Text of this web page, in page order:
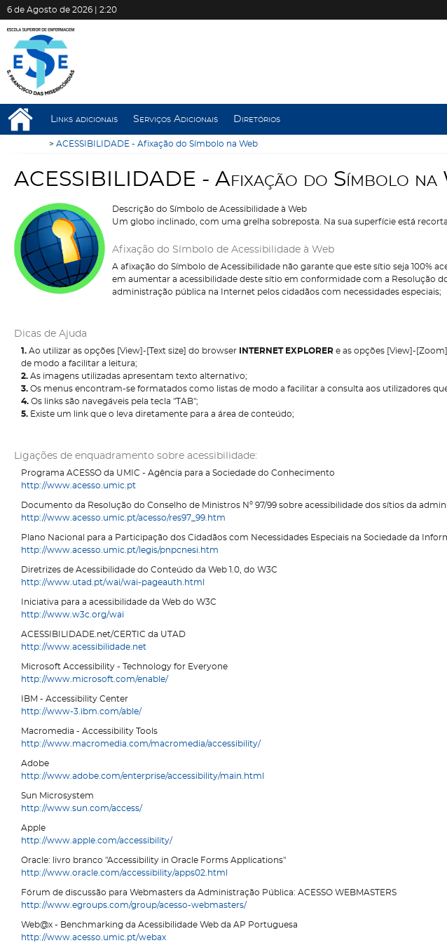
6 de Agosto de 2026 | 2:20
Links adicionais Serviços Adicionais Diretórios
ACESSIBILIDADE - Afixação do Símbolo na Web
AC ESS B L DAD E - Afixação do Símbolo na
Descrição do Símbolo de Acessibilidade à Web
Um globo inclinado, com uma grelha sobreposta. Na sua superfície está
Afixação do Símbolo de Acessibilidade à Web
A afixação do Símbolo de Acessibilidade não garante que este sítio seja 100%
em aumentar a acessibilidade deste sítio em conformidade com a Resolução
administração pública na Internet pelos cidadãos com necessidades especiais;
Dicas de Ajuda
1. Ao utilizar as opções [View]-[Text size] do browser INTERNET EXPLORER e as opções [View]-
de modo a facilitar a leitura;
2. As imagens utilizadas apresentam texto alternativo;
3. Os menus encontram-se formatados como listas de modo a facilitar a consulta aos utilizadores
4. Os links são navegáveis pela tecla "TAB";
5. Existe um link que o leva diretamente para a área de conteúdo;
Ligações de enquadramento sobre acessibilidade:
Programa ACESSO da UMIC - Agência para a Sociedade do Conhecimento
http://www.acesso.umic.pt
Documento da Resolução do Conselho de Ministros Nº 97/99 sobre acessibilidade dos sítios da
http://www.acesso.umic.pt/acesso/res97_99.htm
Plano Nacional para a Participação dos Cidadãos com Necessidades Especiais na Sociedade da
http://www.acesso.umic.pt/legis/pnpcnesi.htm
Diretrizes de Acessibilidade do Conteúdo da Web 1.0, do W3C
http://www.utad.pt/wai/wai-pageauth.html
Iniciativa para a acessibilidade da Web do W3C
http://www.w3c.org/wai
ACESSIBILIDADE.net/CERTIC da UTAD
http://www.acessibilidade.net
Microsoft Accessibility - Technology for Everyone
http://www.microsoft.com/enable/
IBM - Accessibility Center
http://www-3.ibm.com/able/
Macromedia - Accessibility Tools
http://www.macromedia.com/macromedia/accessibility/
Adobe
http://www.adobe.com/enterprise/accessibility/main.html
Sun Microsystem
http://www.sun.com/access/
Apple
http://www.apple.com/accessibility/
Oracle: livro branco "Accessibility in Oracle Forms Applications"
http://www.oracle.com/accessibility/apps02.html
Fórum de discussão para Webmasters da Administração Pública: ACESSO WEBMASTERS
http://www.egroups.com/group/acesso-webmasters/
Web@x - Benchmarking da Acessibilidade Web da AP Portuguesa
http://www.acesso.umic.pt/webax